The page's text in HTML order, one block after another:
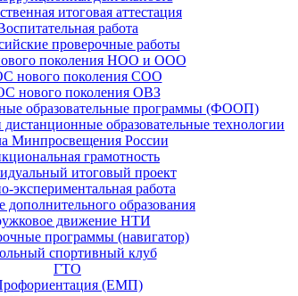
итоговая аттестация
работа
проверочные работы
поколения НОО и ООО
нового поколения СОО
нового поколения ОВЗ
образовательные программы (ФООП)
образовательные технологии
Минпросвещения России
грамотность
итоговый проект
экспериментальная работа
дополнительного образования
движение НТИ
программы (навигатор)
спортивный клуб
ГТО
(ЕМП)